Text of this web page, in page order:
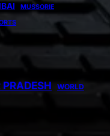
MUSSORIE
PRADESH WORLD